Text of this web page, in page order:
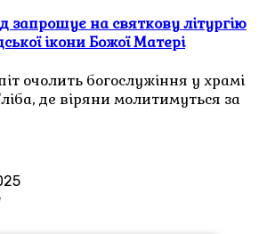
на святкову літургію
ікони Божої Матері
очолить богослужіння у храмі
де віряни молитимуться за